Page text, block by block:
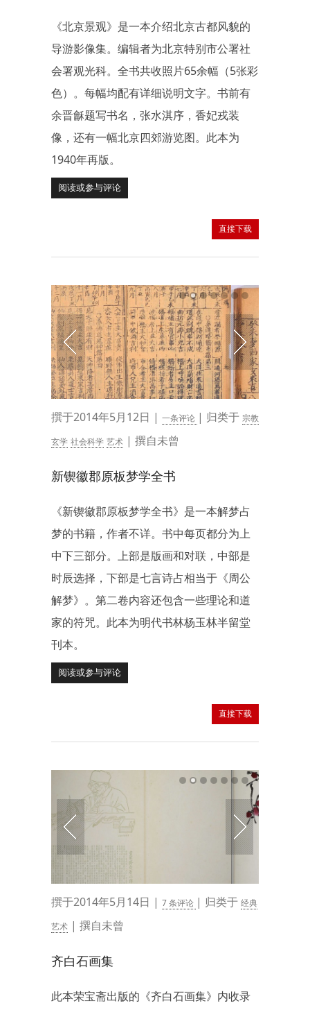
《北京景观》是一本介绍北京古都风貌的
导游影像集。编辑者为北京特别市公署社
会署观光科。全书共收照片65余幅（5张彩
色）。每幅均配有详细说明文字。书前有
余晋龢题写书名，张水淇序，香妃戎装
像，还有一幅北京四郊游览图。此本为
1940年再版。
阅读或参与评论
直接下载
撰于2014年5月12日 | 一条评论 | 归类于 宗教
玄学 社会科学 艺术 | 撰自未曾
新锲徽郡原板梦学全书
《新锲徽郡原板梦学全书》是一本解梦占
梦的书籍，作者不详。书中每页都分为上
中下三部分。上部是版画和对联，中部是
时辰选择，下部是七言诗占相当于《周公
解梦》。第二卷内容还包含一些理论和道
家的符咒。此本为明代书林杨玉林半留堂
刊本。
阅读或参与评论
直接下载
撰于2014年5月14日 | 7 条评论 | 归类于 经典
艺术 | 撰自未曾
齐白石画集
此本荣宝斋出版的《齐白石画集》内收录